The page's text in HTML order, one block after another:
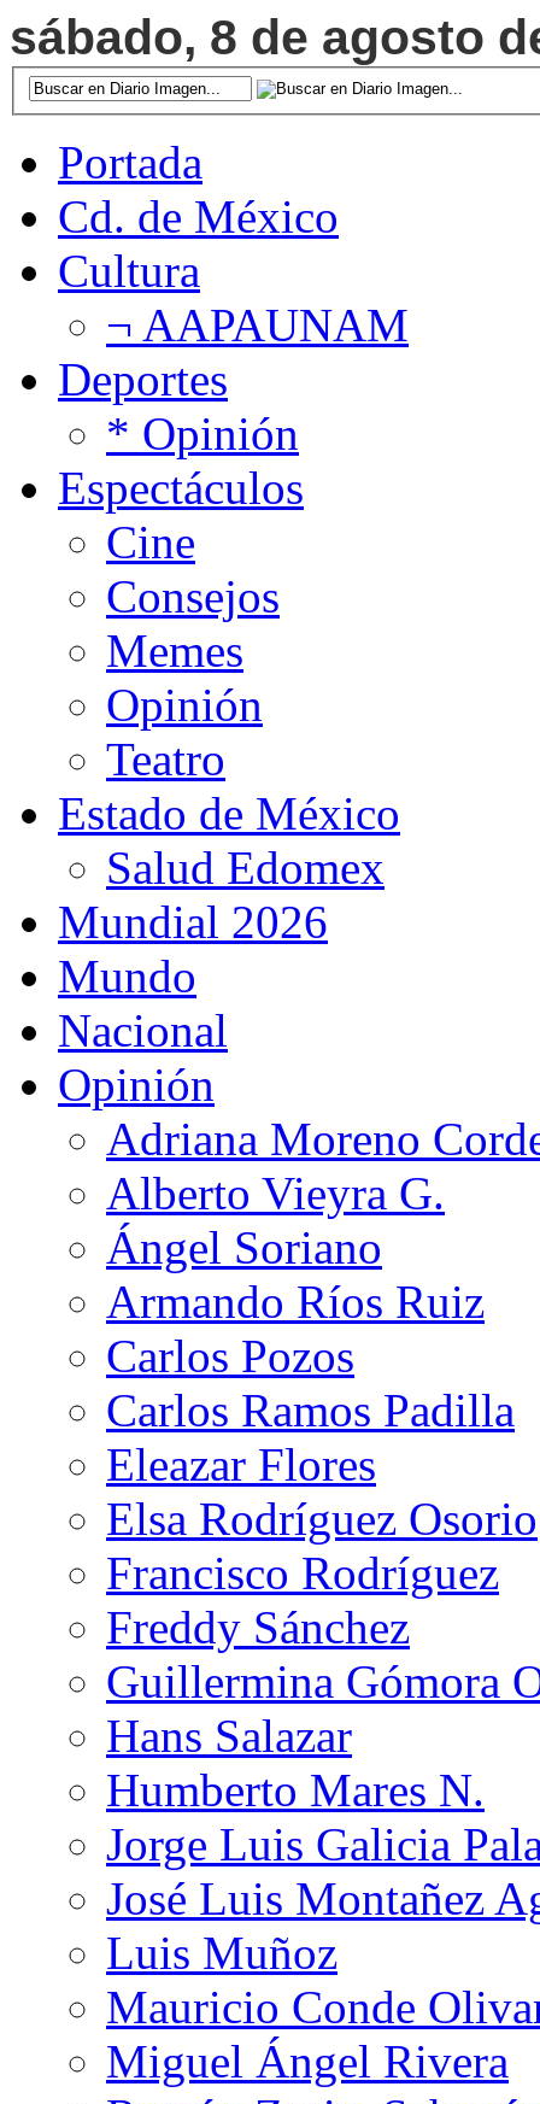
sábado, 8 de agosto
Portada
Cd. de México
Cultura
¬ AAPAUNAM
Deportes
* Opinión
Espectáculos
Cine
Consejos
Memes
Opinión
Teatro
Estado de México
Salud Edomex
Mundial 2026
Mundo
Nacional
Opinión
Adriana Moreno
Alberto Vieyra G.
Ángel Soriano
Armando Ríos Ruiz
Carlos Pozos
Carlos Ramos Padilla
Eleazar Flores
Elsa Rodríguez Osorio
Francisco Rodríguez
Freddy Sánchez
Guillermina Gómora
Hans Salazar
Humberto Mares N.
Jorge Luis Galicia
José Luis Montañez
Luis Muñoz
Mauricio Conde
Miguel Ángel Rivera